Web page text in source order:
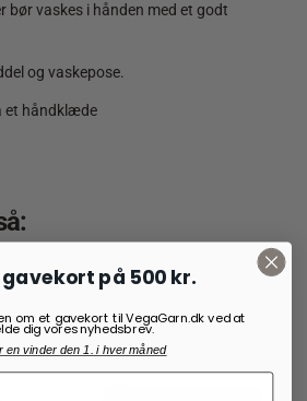
bør vaskes i hånden med et godt
og vaskepose.
et håndklæde
på 500 kr.
om et gavekort til VegaGarn.dk ved at
dig vores nyhedsbrev.
en vinder den 1. i hver måned